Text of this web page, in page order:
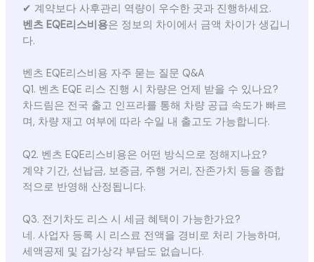
✔ 계약보다 사후관리 역량이 우수한 곳과 진행하세요.
벤츠 EQE리스비용은 정보의 차이에서 금액 차이가 생깁니
다.
벤츠 EQE리스비용 자주 묻는 질문 Q&A
Q1. 벤츠 EQE 리스 진행 시 차량은 언제 받을 수 있나요?
차드림은 전국 출고 인프라를 통해 차량 공급 속도가 빠르
며, 차량 재고 여부에 따라 수일 내 출고도 가능합니다.
Q2. 벤츠 EQE리스비용은 어떤 방식으로 정해지나요?
계약 기간, 선납금, 보증금, 주행 거리, 잔존가치 등을 종합
적으로 반영해 산정됩니다.
Q3. 전기차도 리스 시 세금 혜택이 가능한가요?
네. 사업자 등록 시 리스료 전액을 경비로 처리 가능하며,
세액공제 및 감가상각 부담도 없습니다.